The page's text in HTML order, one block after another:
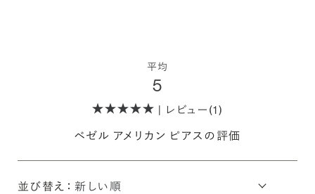
平均
5
| レビュー(1)
ベゼル アメリカン ピアスの評価
並び替え：